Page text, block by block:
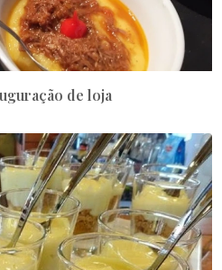
de loja